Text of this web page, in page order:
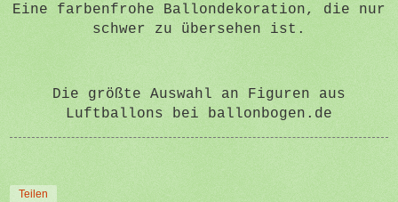
Eine farbenfrohe Ballondekoration, die nur
schwer zu übersehen ist.
Die größte Auswahl an Figuren aus
Luftballons bei ballonbogen.de
Teilen